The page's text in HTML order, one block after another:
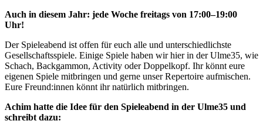
Auch in diesem Jahr: jede Woche freitags von 17:00–19:00
Uhr!
Der Spieleabend ist offen für euch alle und unterschiedlichste
Gesellschaftsspiele. Einige Spiele haben wir hier in der Ulme35, wie
Schach, Backgammon, Activity oder Doppelkopf. Ihr könnt eure
eigenen Spiele mitbringen und gerne unser Repertoire aufmischen.
Eure Freund:innen könnt ihr natürlich mitbringen.
Achim hatte die Idee für den Spieleabend in der Ulme35 und
schreibt dazu: